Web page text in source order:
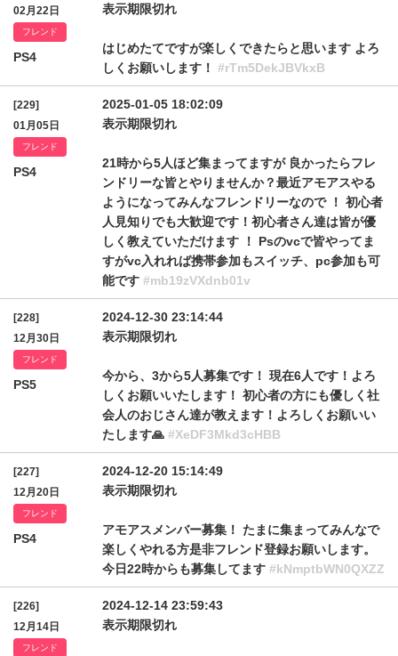
02月22日
フレンド
PS4
表示期限切れ
はじめたてですが楽しくできたらと思います よろ
しくお願いします！ #rTm5DekJBVkxB
[229]
01月05日
フレンド
PS4
2025-01-05 18:02:09
表示期限切れ
21時から5人ほど集まってますが 良かったらフレ
ンドリーな皆とやりませんか？最近アモアスやる
ようになってみんなフレンドリーなので ！ 初心者
人見知りでも大歓迎です！初心者さん達は皆が優
しく教えていただけます ！ Psのvcで皆やってま
すがvc入れれば携帯参加もスイッチ、pc参加も可
能です #mb19zVXdnb01v
[228]
12月30日
フレンド
PS5
2024-12-30 23:14:44
表示期限切れ
今から、3から5人募集です！ 現在6人です！よろ
しくお願いいたします！ 初心者の方にも優しく社
会人のおじさん達が教えます！よろしくお願いい
たします🙏 #XeDF3Mkd3cHBB
[227]
12月20日
フレンド
PS4
2024-12-20 15:14:49
表示期限切れ
アモアスメンバー募集！ たまに集まってみんなで
楽しくやれる方是非フレンド登録お願いします。
今日22時からも募集してます #kNmptbWN0QXZZ
[226]
12月14日
フレンド
2024-12-14 23:59:43
表示期限切れ